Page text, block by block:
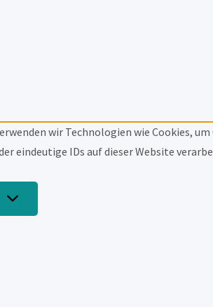
wir Technologien wie Cookies,
eindeutige IDs auf dieser Website